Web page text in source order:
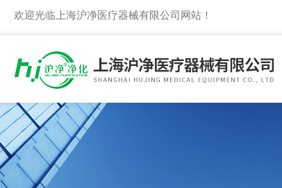
欢迎光临上海沪净医疗器械有限公司网站！